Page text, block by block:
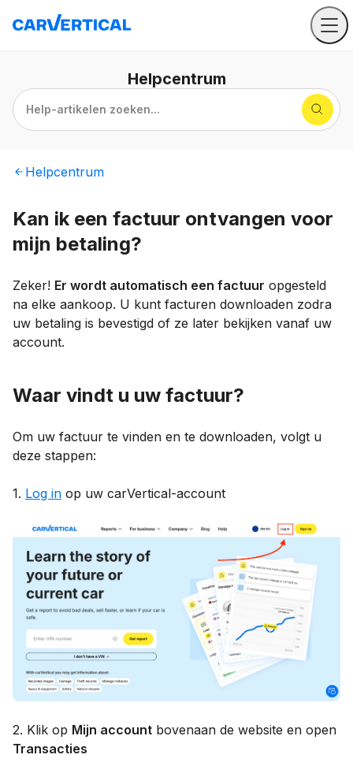
Helpcentrum
Help-artikelen zoeken...
Helpcentrum
Kan ik een factuur ontvangen voor
mijn betaling?
Zeker! Er wordt automatisch een factuur opgesteld
na elke aankoop. U kunt facturen downloaden zodra
uw betaling is bevestigd of ze later bekijken vanaf uw
account.
Waar vindt u uw factuur?
Om uw factuur te vinden en te downloaden, volgt u
deze stappen:
1. Log in op uw carVertical-account
2. Klik op Mijn account bovenaan de website en open
Transacties